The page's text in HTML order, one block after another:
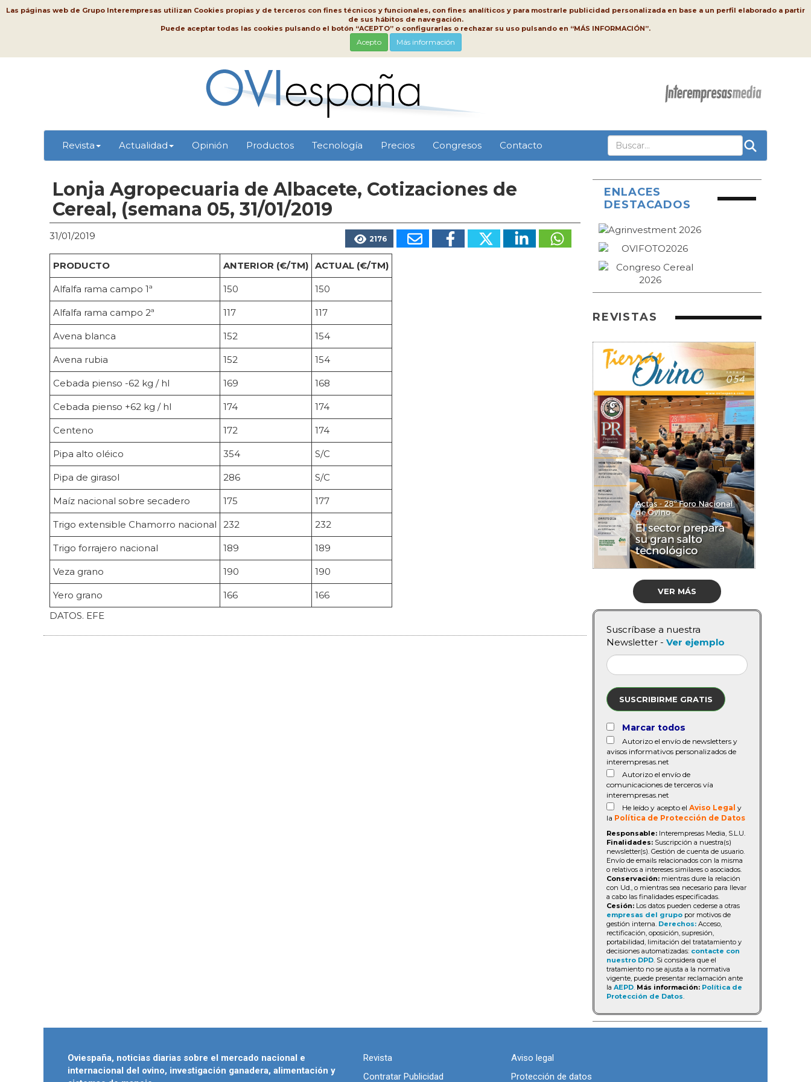
Las páginas web de Grupo Interempresas utilizan Cookies propias y de terceros con fines técnicos y funcionales, con fines analíticos y para mostrarle publicidad personalizada en base a un perfil elaborado a partir
de sus hábitos de navegación.
Puede aceptar todas las cookies pulsando el botón “ACEPTO” o configurarlas o rechazar su uso pulsando en “MÁS INFORMACIÓN”.
Acepto Más información
Revista Actualidad Opinión Productos Tecnología Precios Congresos Contacto
Lonja Agropecuaria de Albacete, Cotizaciones de
Cereal, (semana 05, 31/01/2019
31/01/2019 2176
PRODUCTO ANTERIOR (€/TM) ACTUAL (€/TM)
Alfalfa rama campo 1ª 150 150
Alfalfa rama campo 2ª 117 117
Avena blanca 152 154
Avena rubia 152 154
Cebada pienso -62 kg / hl 169 168
Cebada pienso +62 kg / hl 174 174
Centeno 172 174
Pipa alto oléico 354 S/C
Pipa de girasol 286 S/C
Maíz nacional sobre secadero 175 177
Trigo extensible Chamorro nacional 232 232
Trigo forrajero nacional 189 189
Veza grano 190 190
Yero grano 166
166
DATOS. EFE
ENLACES
DESTACADOS
REVISTAS
VER MÁS
Suscríbase a nuestra
Newsletter - Ver ejemplo
SUSCRIBIRME GRATIS
Marcar todos
Autorizo el envío de newsletters y
avisos informativos personalizados de
interempresas.net
Autorizo el envío de
comunicaciones de terceros vía
interempresas.net
He leído y acepto el Aviso Legal y
la Política de Protección de Datos
Responsable: Interempresas Media, S.L.U.
Finalidades: Suscripción a nuestra(s)
newsletter(s). Gestión de cuenta de usuario.
Envío de emails relacionados con la misma
o relativos a intereses similares o asociados.
Conservación: mientras dure la relación
con Ud., o mientras sea necesario para llevar
a cabo las finalidades especificadas.
Cesión: Los datos pueden cederse a otras
empresas del grupo por motivos de
gestión interna. Derechos: Acceso,
rectificación, oposición, supresión,
portabilidad, limitación del tratatamiento y
decisiones automatizadas: contacte con
nuestro DPD. Si considera que el
tratamiento no se ajusta a la normativa
vigente, puede presentar reclamación ante
la AEPD. Más información: Política de
Protección de Datos.
Oviespaña, noticias diarias sobre el mercado nacional e
internacional del ovino, investigación ganadera, alimentación y
Revista
Contratar Publicidad
Aviso legal
Protección de datos